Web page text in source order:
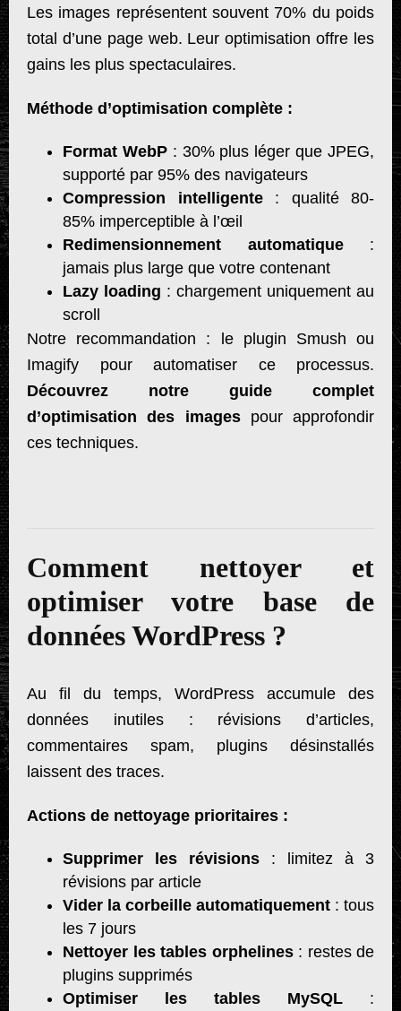
Les images représentent souvent 70% du poids
total d’une page web. Leur optimisation offre les
gains les plus spectaculaires.
Méthode d’optimisation complète :
Format WebP: 30% plus léger que JPEG,
supporté par 95% des navigateurs
Compression intelligente: qualité 80-
85% imperceptible à l’œil
Redimensionnement automatique:
jamais plus large que votre contenant
Lazy loading : chargement uniquement au
scroll
Notre recommandation : le plugin Smush ou
Imagify pour automatiser ce processus.
Découvrez notre guide complet
d’optimisation des imagespour approfondir
ces techniques.
Comment nettoyer et
optimiser votre base de
données WordPress ?
Au fil du temps, WordPress accumule des
données inutiles : révisions d’articles,
commentaires spam, plugins désinstallés
laissent des traces.
Actions de nettoyage prioritaires :
Supprimer les révisions : limitez à 3
révisions par article
Vider la corbeille automatiquement : tous
les 7 jours
Nettoyer les tables orphelines: restes de
plugins supprimés
Optimiser les tables MySQL :